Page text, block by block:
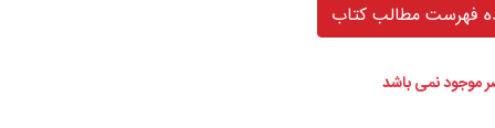
فهرست مطالب کتاب
موجود نمی باشد